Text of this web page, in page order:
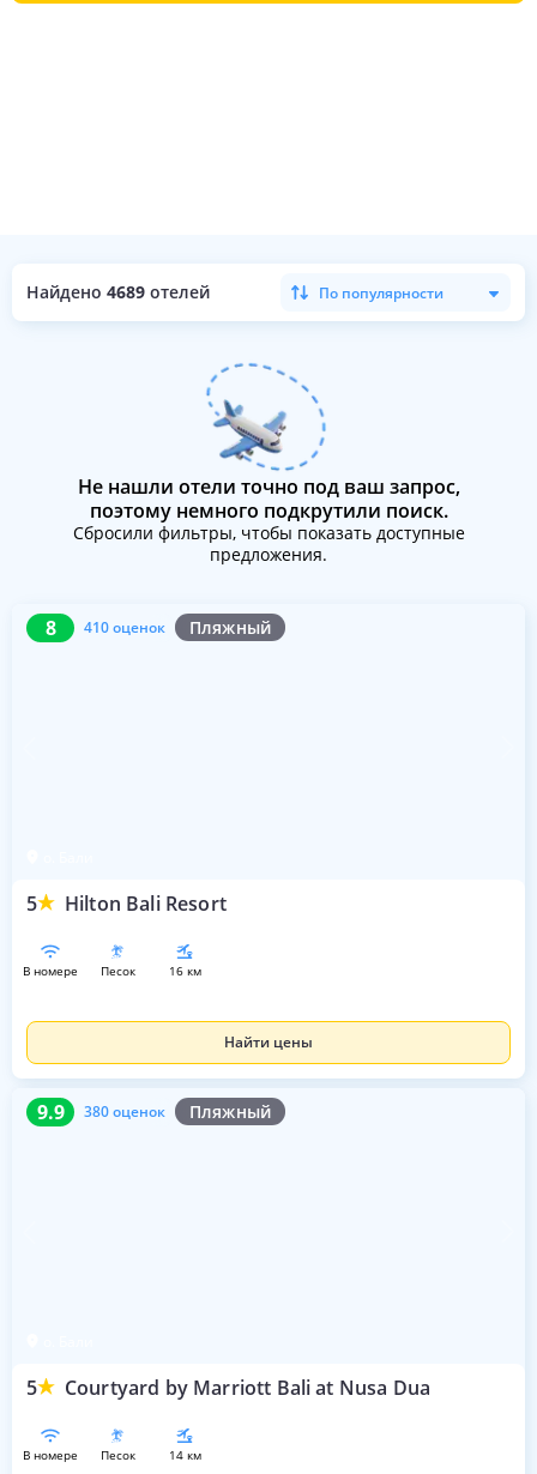
Найдено 4689 отелей По популярности
Не нашли отели точно под ваш запрос,
поэтому немного подкрутили поиск.
Сбросили фильтры, чтобы показать доступные
предложения.
8 410 оценок Пляжный
5 Hilton Bali Resort
8 410 оценок
в номере песок 16 км
Найти цены
9.9 380 оценок Пляжный
5 Courtyard by Marriott Bali at Nusa Dua
9.9 380 оценок
в номере песок 14 км